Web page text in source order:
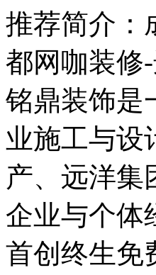
推荐简介：
都网咖装修
铭鼎装饰是
业施工与设
产、远洋集
企业与个体
首创终生免